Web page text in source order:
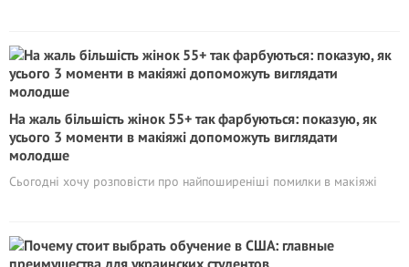
На жаль більшість жінок 55+ так фарбуються: показую, як
усього 3 моменти в макіяжі допоможуть виглядати
молодше
Сьогодні хочу розповісти про найпоширеніші помилки в макіяжі